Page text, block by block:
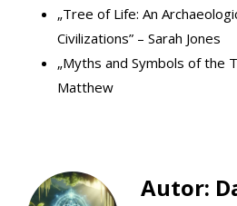
„Tree of Life: An
Civilizations” – Sarah Jones
„Myths and Symbols of the
Matthew
Autor: